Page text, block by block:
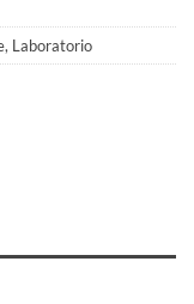
, Laboratorio